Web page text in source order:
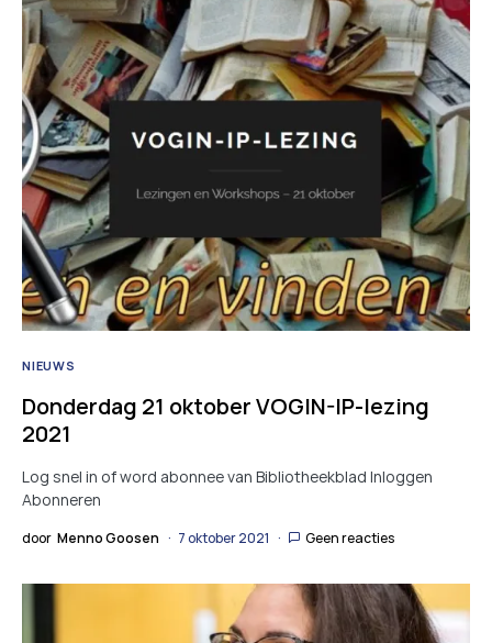
NIEUWS
Donderdag 21 oktober VOGIN-IP-lezing
2021
Log snel in of word abonnee van Bibliotheekblad Inloggen
Abonneren
door Menno Goosen 7 oktober 2021 Geen reacties